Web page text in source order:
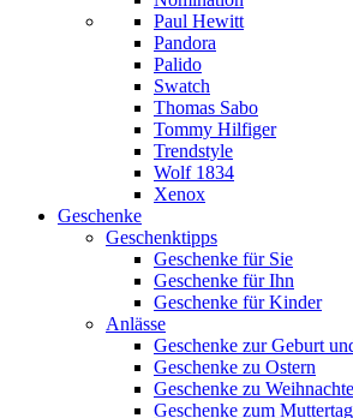
Paul Hewitt
Pandora
Palido
Swatch
Thomas Sabo
Tommy Hilfiger
Trendstyle
Wolf 1834
Xenox
Geschenke
Geschenktipps
Geschenke für Sie
Geschenke für Ihn
Geschenke für Kinder
Anlässe
Geschenke zur Geburt
Geschenke zu Ostern
Geschenke zu
Geschenke zum Muttertag